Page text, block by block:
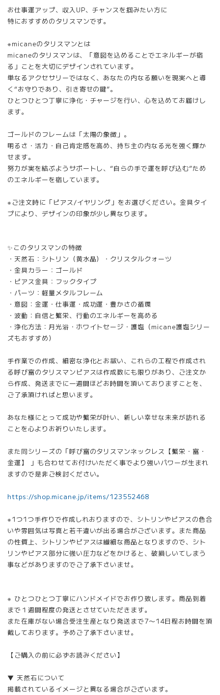
お仕事運アップ、収入UP、チャンスを掴みたい方に
特におすすめのタリスマンです。
※micaneのタリスマンとは
micaneのタリスマンは、「意図を込めることでエネルギーが宿
る」ことを大切にデザインされています。
単なるアクセサリーではなく、あなたの内なる願いを現実へと導
く“お守りであり、引き寄せの鍵”。
ひとつひとつ丁寧に浄化・チャージを行い、心を込めてお届けし
ます。
ゴールドのフレームは「太陽の象徴」。
明るさ・活力・自己肯定感を高め、持ち主の内なる光を強く輝か
せます。
努力が実を結ぶようサポートし、“自らの手で運を呼び込む”ため
のエネルギーを宿しています。
※ご注文時に「ピアス/イヤリング」をお選びください。金具タイ
プにより、デザインの印象が少し異なります。
✨このタリスマンの特徴
・天然石：シトリン（黄水晶）・クリスタルクォーツ
・金具カラー：ゴールド
・ピアス金具：フックタイプ
・パーツ：軽量メタルフレーム
・意図：金運・仕事運・成功運・豊かさの循環
・波動：自信と繁栄、行動のエネルギーを高める
・浄化方法：月光浴・ホワイトセージ・護塩（micane護塩シリー
ズもおすすめ）
手作業での作成、細密な浄化とお祓い、これらの工程で作成され
る呼び富のタリスマンピアスは作成数にも限りがあり、ご注文か
ら作成、発送までに一週間ほどお時間を頂いておりますことを、
ご了承頂ければと思います。
あなた様にとって成功や繁栄が叶い、新しい幸せな未来が訪れる
ことを心よりお祈りいたします。
また同シリーズの「呼び富のタリスマンネックレス【繁栄・富・
金運】 」も合わせてお付けいただく事でより強いパワーが生まれ
ますので是非ご検討ください。
https://shop.micane.jp/items/123552468
※1つ1つ手作りで作成しれおりますので、シトリンやピアスの色合
いや雰囲気は写真と若干違いが出る場合がございます。また商品
の性質上、シトリンやピアスは繊細な商品となりますので、シト
リンやピアス部分に強い圧力などをかけると、破損しいてしまう
事などがありますのでご了承下さいませ。
※ ひとつひとつ丁寧にハンドメイドでお作り致します。商品到着
まで１週間程度の発送とさせていただきます。
また在庫がない場合受注生産となり発送まで7〜14日程お時間を頂
戴しております。予めご了承下さいませ。
【ご購入の前に必ずお読みください】
▼ 天然石について
掲載されているイメージと異なる場合がございます。